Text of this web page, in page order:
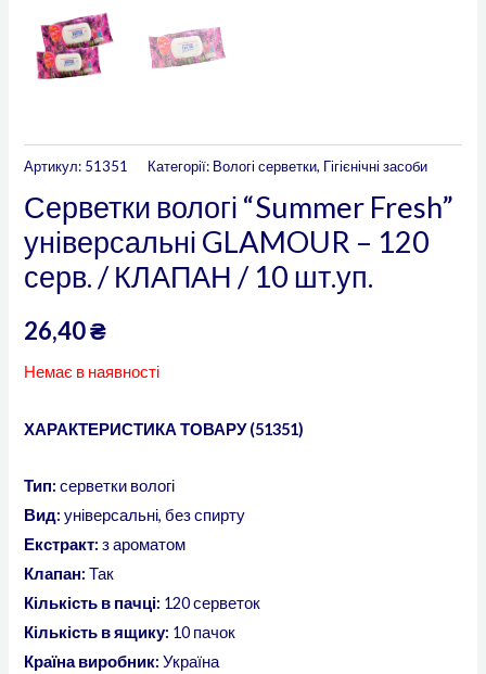
Артикул: 51351 Категорії: Вологі серветки, Гігієнічні засоби
Серветки вологі “Summer Fresh”
універсальні GLAMOUR – 120
серв. / КЛАПАН / 10 шт.уп.
26,40₴
Немає в наявності
ХАРАКТЕРИСТИКА ТОВАРУ (51351)
Тип: серветки вологі
Вид: універсальні, без спирту
Екстракт: з ароматом
Клапан: Так
Кількість в пачці: 120 серветок
Кількість в ящику: 10 пачок
Країна виробник: Україна